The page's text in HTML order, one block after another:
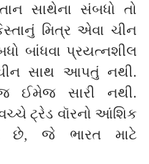
સાથેના સંબધો તો
મિત્ર એવા ચીન
બાંધવા પ્રયત્નશીલ
સાથ આપતું નથી.
ઈમેજ સારી નથી.
ટ્રેડ વૉરનો આંશિક
છે, જે ભારત માટે